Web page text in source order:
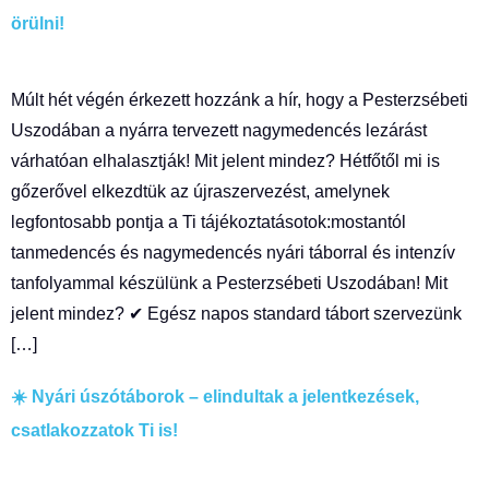
örülni!
Múlt hét végén érkezett hozzánk a hír, hogy a Pesterzsébeti
Uszodában a nyárra tervezett nagymedencés lezárást
várhatóan elhalasztják! Mit jelent mindez? Hétfőtől mi is
gőzerővel elkezdtük az újraszervezést, amelynek
legfontosabb pontja a Ti tájékoztatásotok:mostantól
tanmedencés és nagymedencés nyári táborral és intenzív
tanfolyammal készülünk a Pesterzsébeti Uszodában! Mit
jelent mindez? ✔ Egész napos standard tábort szervezünk
[…]
☀️ Nyári úszótáborok – elindultak a jelentkezések,
csatlakozzatok Ti is!